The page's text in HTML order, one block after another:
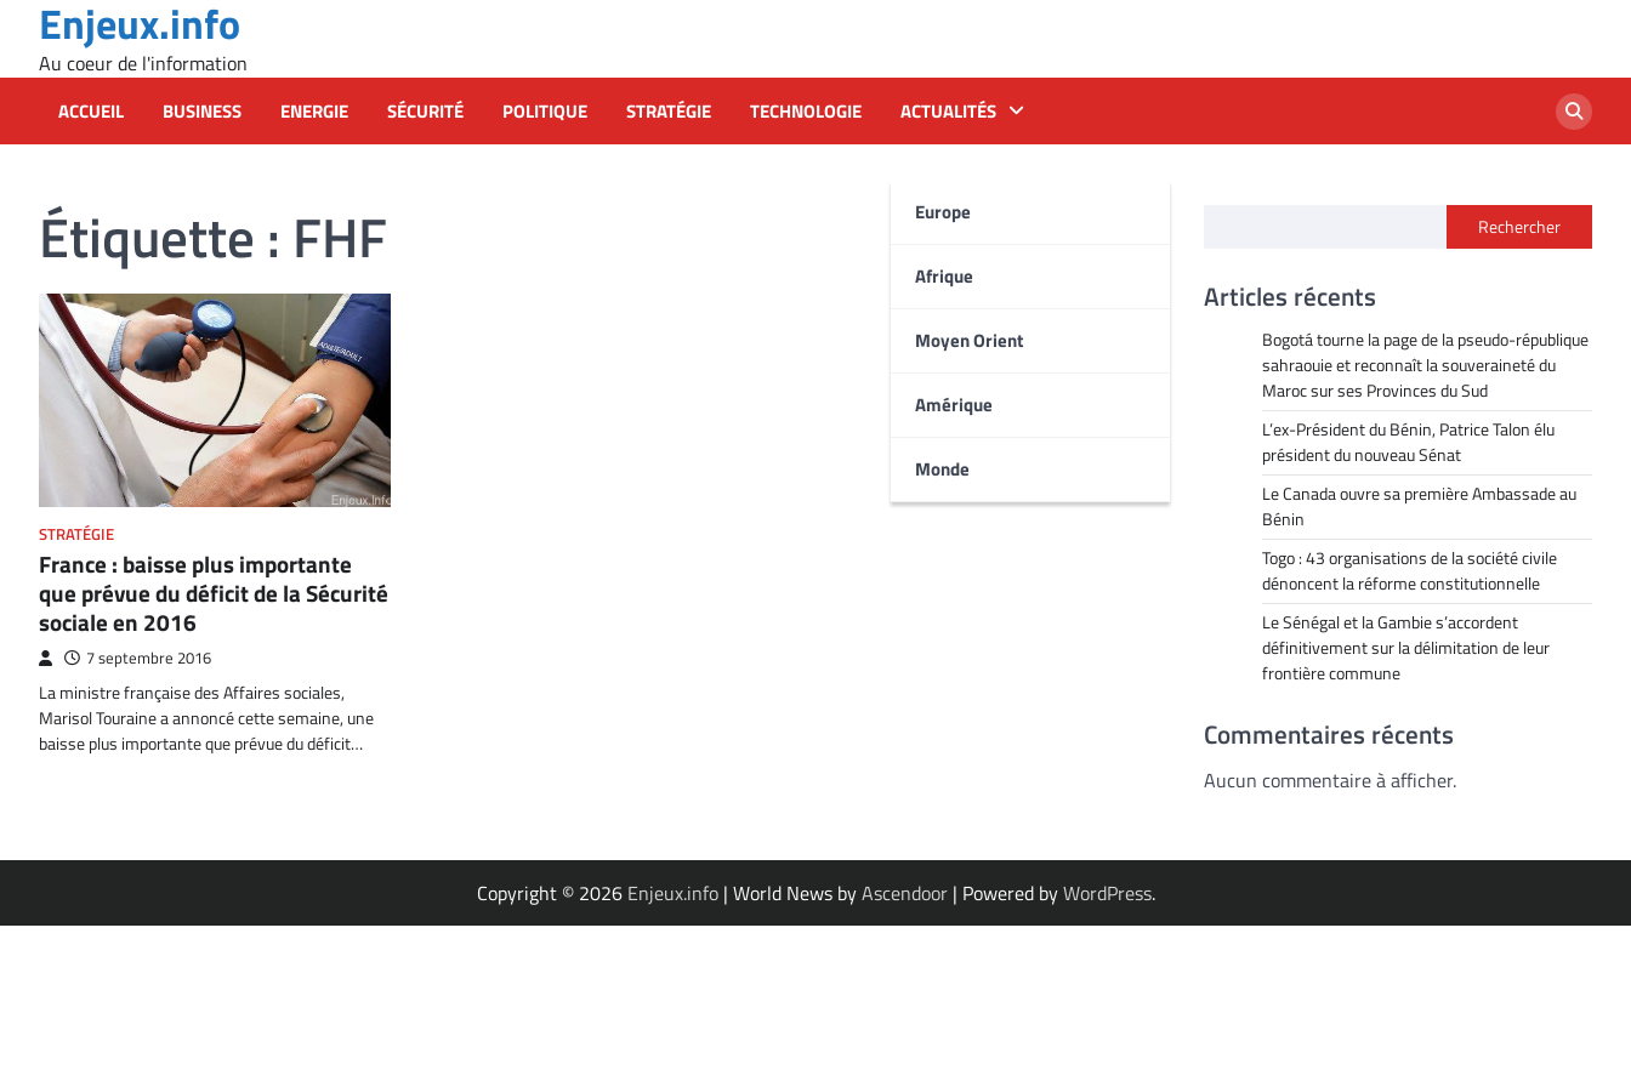
content
Enjeux.info
Au coeur de l'information
ACCUEIL BUSINESS ENERGIE SÉCURITÉ POLITIQUE STRATÉGIE TECHNOLOGIE ACTUALITÉS
Europe
Afrique
Moyen Orient
Amérique
Monde
Étiquette : FHF
STRATÉGIE
France : baisse plus importante
que prévue du déficit de la Sécurité
sociale en 2016
7 septembre 2016
La ministre française des Affaires sociales,
Marisol Touraine a annoncé cette semaine, une
baisse plus importante que prévue du déficit…
Rechercher
Articles récents
Bogotá tourne la page de la pseudo-république
sahraouie et reconnaît la souveraineté du
Maroc sur ses Provinces du Sud
L’ex-Président du Bénin, Patrice Talon élu
président du nouveau Sénat
Le Canada ouvre sa première Ambassade au
Bénin
Togo : 43 organisations de la société civile
dénoncent la réforme constitutionnelle
Le Sénégal et la Gambie s’accordent
définitivement sur la délimitation de leur
frontière commune
Commentaires récents
Aucun commentaire à afficher.
Copyright © 2026 Enjeux.info| World News byAscendoor| Powered byWordPress.